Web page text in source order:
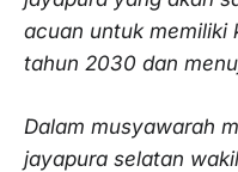
acuan untuk memiliki
tahun 2030 dan
Dalam musyawarah
jayapura selatan